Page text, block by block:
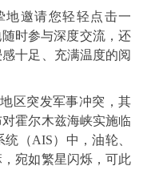
地邀请您轻轻点击一
时参与深度交流，还
十足、充满温度的阅
区突发军事冲突，其
霍尔木兹海峡实施临
（AIS）中，油轮、
宛如繁星闪烁，可此